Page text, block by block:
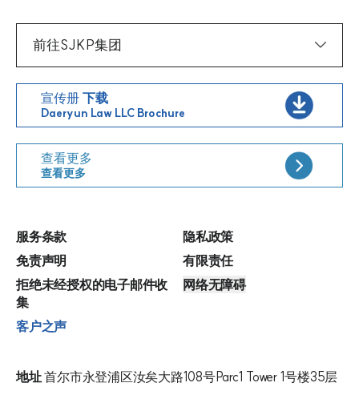
前往SJKP集团
宣传册 下载
Daeryun Law LLC Brochure
查看更多
查看更多
服务条款
隐私政策
免责声明
有限责任
拒绝未经授权的电子邮件收
集
网络无障碍
客户之声
地址首尔市永登浦区汝矣大路108号Parc1 Tower 1号楼35层